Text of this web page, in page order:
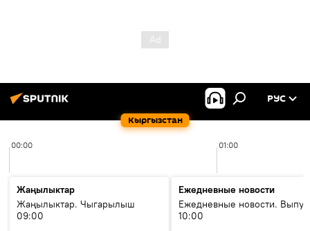
Кыргызстан
РУС
00:00 01:00
Жаңылыктар
Жаңылыктар. Чыгарылыш
09:00
Ежедневные новости
Ежедневные новости.
10:00